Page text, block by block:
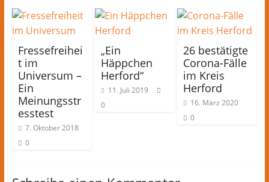
Fressefreihei
t im
Universum –
Ein
Meinungsstr
esstest
7. Oktober 2018
0
„Ein
Häppchen
Herford“
11. Juli 2019
0
26 bestätigte
Corona-Fälle
im Kreis
Herford
16. März 2020
0